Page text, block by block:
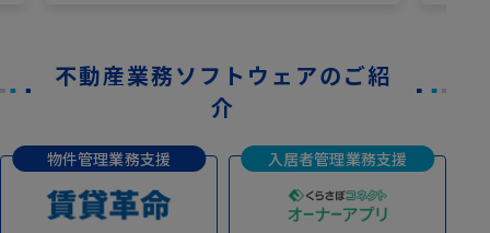
不動産業務ソフトウェアのご紹
介
物件管理業務支援 入居者管理業務支援